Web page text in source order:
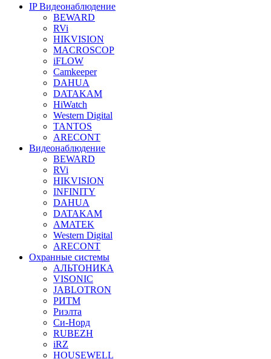
IP Видеонаблюдение
BEWARD
RVi
HIKVISION
MACROSCOP
iFLOW
Camkeeper
DAHUA
DATAKAM
HiWatch
Western Digital
TANTOS
ARECONT
Видеонаблюдение
BEWARD
RVi
HIKVISION
INFINITY
DAHUA
DATAKAM
AMATEK
Western Digital
ARECONT
Охранные системы
АЛЬТОНИКА
VISONIC
JABLOTRON
РИТМ
Риэлта
Си-Норд
RUBEZH
iRZ
HOUSEWELL